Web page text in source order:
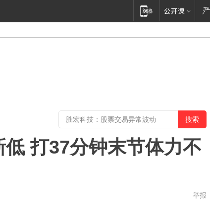
打37分钟末节体力不
举报